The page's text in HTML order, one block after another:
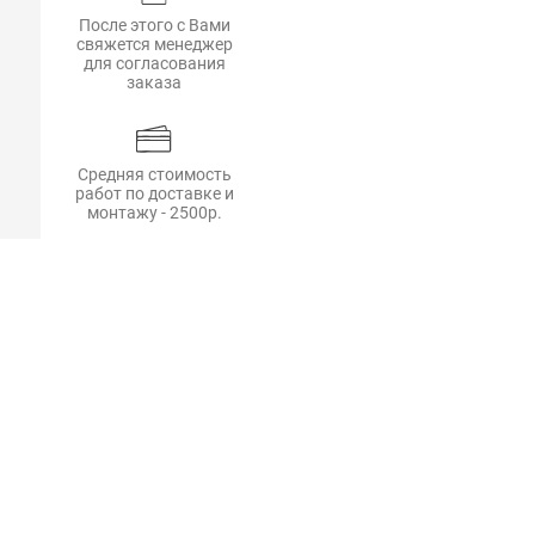
После этого с Вами
свяжется менеджер
для согласования
заказа
Средняя стоимость
работ по доставке и
монтажу - 2500р.